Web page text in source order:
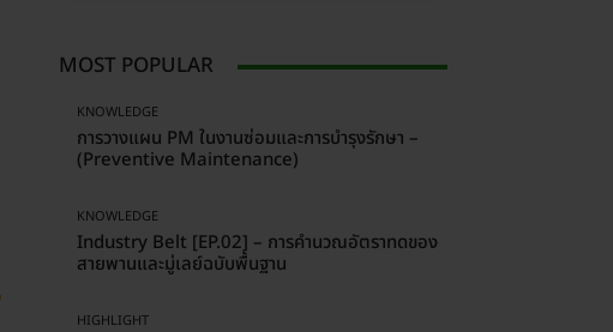
MOST POPULAR
KNOWLEDGE
การวางแผน PM ในงานซ่อมและการบำรุงรักษา –
(Preventive Maintenance)
KNOWLEDGE
Industry Belt [EP.02] – การคำนวณอัตราทดของ
สายพานและมู่เลย์ฉบับพื้นฐาน
HIGHLIGHT